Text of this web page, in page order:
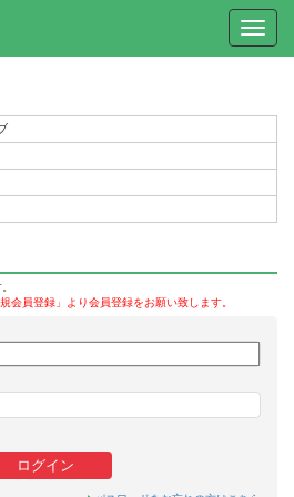
Toggle
会員登録」より会員登録をお願い致します。